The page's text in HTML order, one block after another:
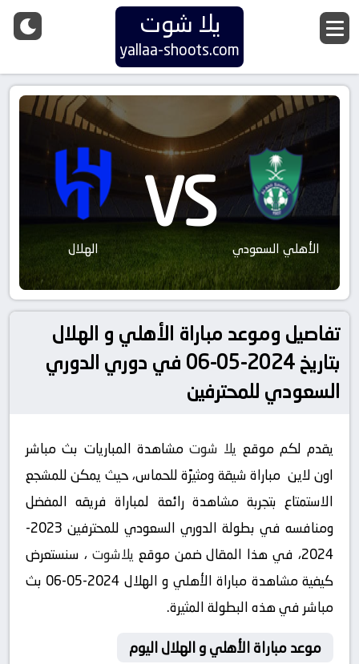
يلا شوت
yallaa-shoots.com
الأهلي السعودي VS الهلال
تفاصيل وموعد مباراة الأهلي و الهلال
بتاريخ 2024-05-06 في دوري الدوري
السعودي للمحترفين
يقدم لكم موقع يلا شوت مشاهدة المباريات بث مباشر
اون لاين مباراة شيقة ومثيرًة للحماس، حيث يمكن للمشجع
الاستمتاع بتجربة مشاهدة رائعة لمباراة فريقه المفضل
ومنافسه في بطولة الدوري السعودي للمحترفين 2023-
2024، في هذا المقال ضمن موقع
يلاشوت ، سنستعرض
كيفية مشاهدة مباراة الأهلي و الهلال 2024-05-06 بث
مباشر في هذه البطولة المثيرة.
موعد مباراة الأهلي و الهلال اليوم